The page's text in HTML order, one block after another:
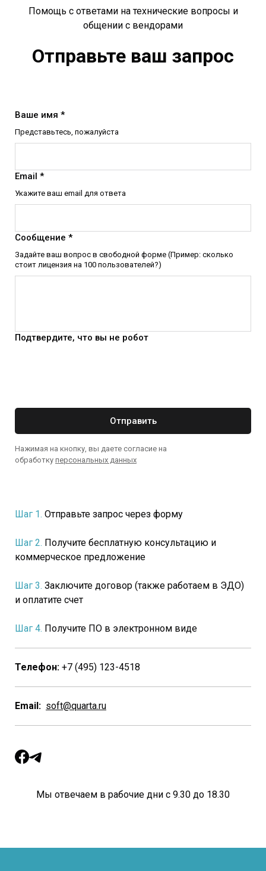
Помощь с ответами на технические вопросы и
общении с вендорами
Отправьте ваш запрос
Шаг 1. Отправьте запрос через форму
Шаг 2. Получите бесплатную консультацию и
коммерческое предложение
Шаг 3. Заключите договор (также работаем в ЭДО)
и оплатите счет
Шаг 4. Получите ПО в электронном виде
Телефон: +7 (495) 123-4518
Email: soft@quarta.ru
Мы отвечаем в рабочие дни с 9.30 до 18.30
Ваше имя *
Представьтесь, пожалуйста
Email *
Укажите ваш email для ответа
Сообщение *
Задайте ваш вопрос в свободной форме (Пример: сколько
стоит лицензия на 100 пользователей?)
Подтвердите, что вы не робот
Отправить
Нажимая на кнопку, вы даете согласие на
обработку персональных данных